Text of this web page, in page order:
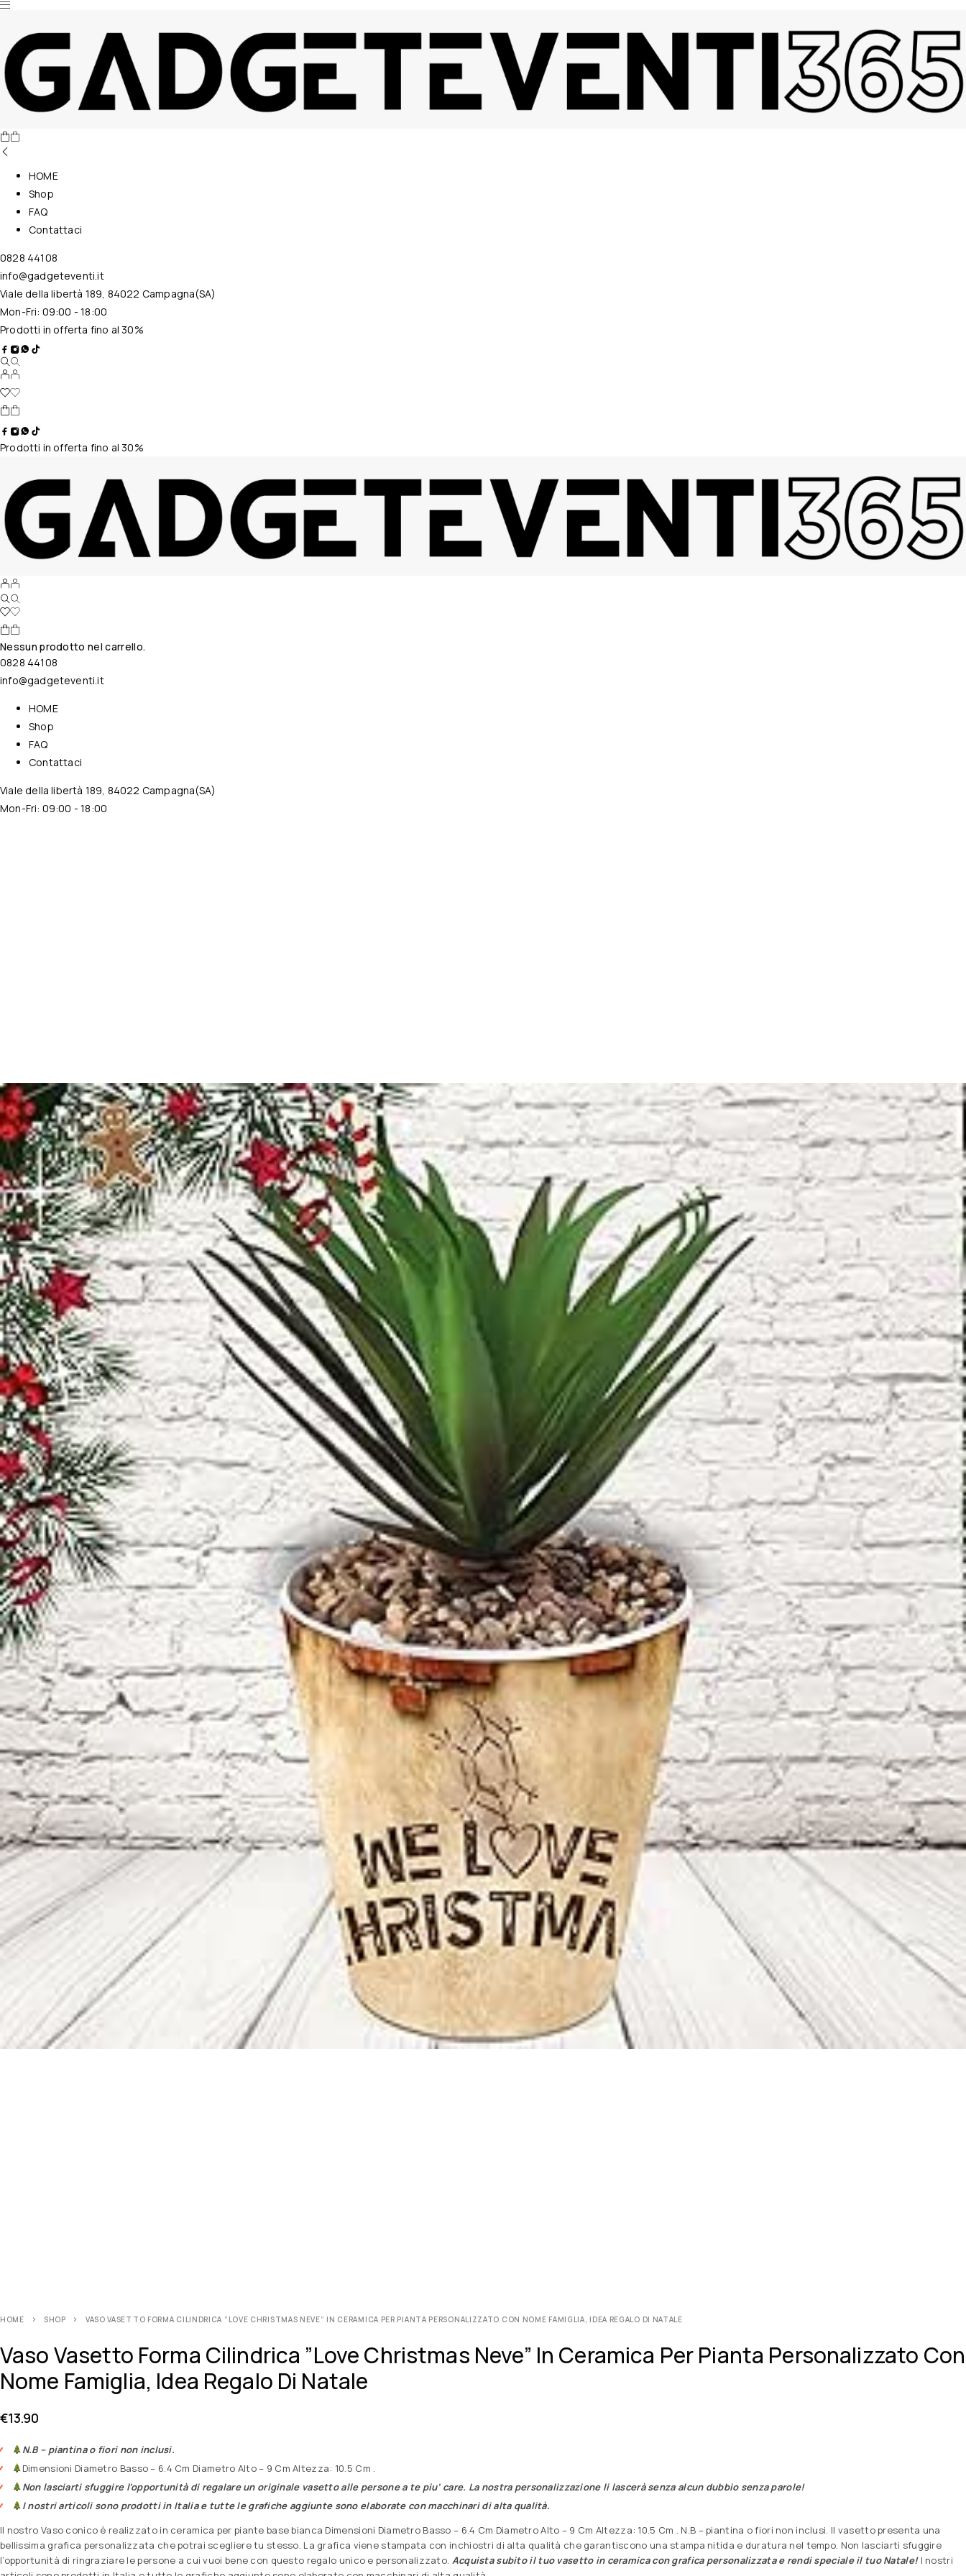
Nessun prodotto nel carrello.
HOME
Shop
FAQ
Contattaci
0828 44108
info@gadgeteventi.it
Viale della libertà 189, 84022 Campagna(SA)
Mon-Fri: 09:00 - 18:00
Prodotti in offerta fino al 30%
Prodotti in offerta fino al 30%
Nessun prodotto nel carrello.
0828 44108
info@gadgeteventi.it
HOME
Shop
FAQ
Contattaci
Viale della libertà 189, 84022 Campagna(SA)
Mon-Fri: 09:00 - 18:00
HOME SHOP VASO VASETTO FORMA CILINDRICA ”LOVE CHRISTMAS NEVE” IN CERAMICA PER PIANTA PERSONALIZZATO CON NOME FAMIGLIA, IDEA REGALO DI NATALE
Vaso Vasetto Forma Cilindrica ”Love Christmas Neve” In Ceramica Per Pianta Personalizzato Con
Nome Famiglia, Idea Regalo Di Natale
€13.90
N.B – piantina o fiori non inclusi.
Dimensioni Diametro Basso – 6.4 Cm Diametro Alto – 9 Cm Altezza: 10.5 Cm .
Non lasciarti sfuggire l’opportunità di regalare un originale vasetto alle persone a te piu’ care. La nostra personalizzazione li lascerà senza alcun dubbio senza parole!
I nostri articoli sono prodotti in Italia e tutte le grafiche aggiunte sono elaborate con macchinari di alta qualità.
Il nostro Vaso conico è realizzato in ceramica per piante base bianca Dimensioni Diametro Basso – 6.4 Cm Diametro Alto – 9 Cm Altezza: 10.5 Cm . N.B – piantina o fiori non inclusi. Il vasetto presenta una
bellissima grafica personalizzata che potrai scegliere tu stesso. La grafica viene stampata con inchiostri di alta qualità che garantiscono una stampa nitida e duratura nel tempo. Non lasciarti sfuggire
l’opportunità di ringraziare le persone a cui vuoi bene con questo regalo unico e personalizzato. Acquista subito il tuo vasetto in ceramica con grafica personalizzata e rendi speciale il tuo Natale! I nostri